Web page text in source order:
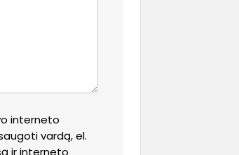
interneto
vardą, el.
ir interneto